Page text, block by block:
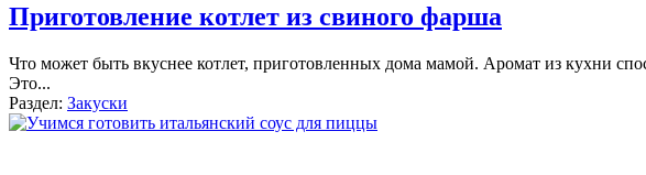
Приготовление котлет из свиного фарша
Что может быть вкуснее котлет, приготовленных дома мамой. Аромат из кухни
Это...
Раздел: Закуски